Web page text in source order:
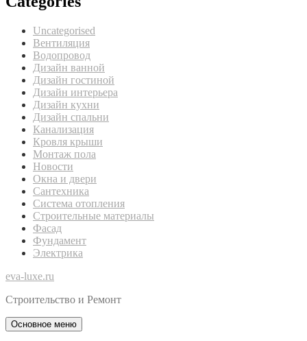
Uncategorised
Вентиляция
Водопровод
Дизайн ванной
Дизайн гостиной
Дизайн интерьера
Дизайн кухни
Дизайн спальни
Канализация
Кровля крыши
Монтаж пола
Новости
Окна и двери
Сантехника
Система отопления
Строительные материалы
Фасад
Фундамент
Электрика
eva-luxe.ru
Строительство и Ремонт
Основное меню